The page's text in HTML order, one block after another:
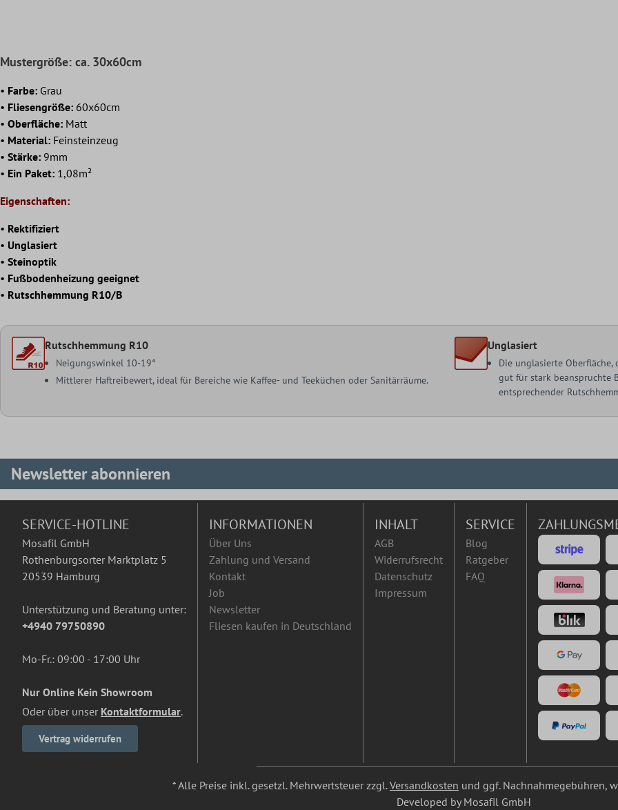
Mustergröße: ca. 30x60cm
• Farbe: Grau
• Fliesengröße: 60x60cm
• Oberfläche: Matt
• Material: Feinsteinzeug
• Stärke: 9mm
• Ein Paket: 1,08m²
Eigenschaften:
• Rektifiziert
• Unglasiert
• Steinoptik
• Fußbodenheizung geeignet
• Rutschhemmung R10/B
Rutschhemmung R10
Neigungswinkel 10-19°
Mittlerer Haftreibewert, ideal für Bereiche wie Kaffee- und Teeküchen oder Sanitärräume.
Unglasiert
Die unglasierte
gut für stark beanspruchte
entsprechender
Newsletter abonnieren
SERVICE-HOTLINE
Mosafil GmbH
Rothenburgsorter Marktplatz 5
20539 Hamburg
Unterstützung und Beratung unter:
+4940 79750890
Mo-Fr.: 09:00 - 17:00 Uhr
Nur Online Kein Showroom
Oder über unser Kontaktformular.
Vertrag widerrufen
INFORMATIONEN
Über Uns
Zahlung und Versand
Kontakt
Job
Newsletter
Fliesen kaufen in Deutschland
INHALT
AGB
Widerrufsrecht
Datenschutz
Impressum
SERVICE
Blog
Ratgeber
FAQ
* Alle Preise inkl. gesetzl. Mehrwertsteuer zzgl.Versandkosten und ggf. Nachnahmegebühren,
Developed by Mosafil GmbH